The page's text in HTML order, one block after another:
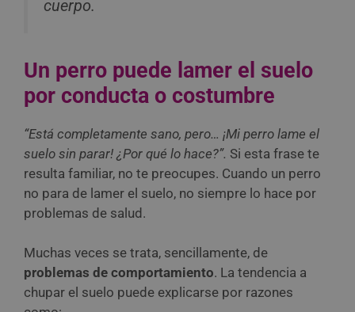
cuerpo.
Un perro puede lamer el suelo
por conducta o costumbre
“Está completamente sano, pero… ¡Mi perro lame el
suelo sin parar! ¿Por qué lo hace?”. Si esta frase te
resulta familiar, no te preocupes. Cuando un perro
no para de lamer el suelo, no siempre lo hace por
problemas de salud.
Muchas veces se trata, sencillamente, de
problemas de comportamiento. La tendencia a
chupar el suelo puede explicarse por razones